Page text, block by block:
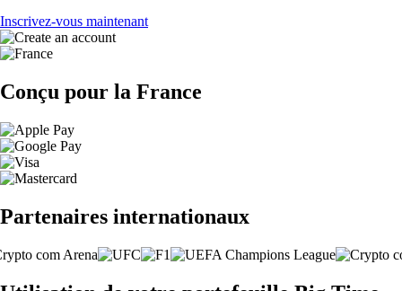
Inscrivez-vous maintenant
Conçu pour la France
Partenaires internationaux